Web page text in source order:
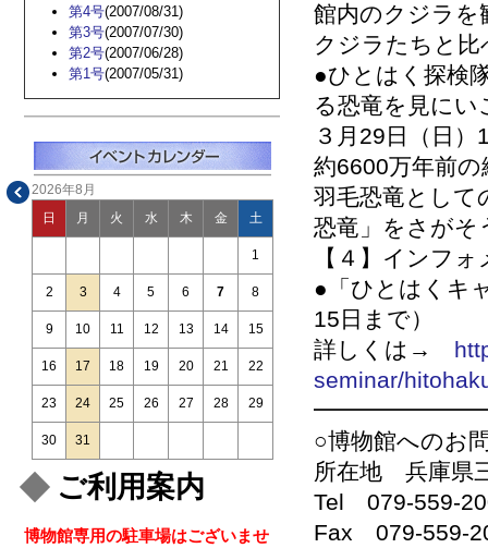
第4号(2007/08/31)
第3号(2007/07/30)
第2号(2007/06/28)
第1号(2007/05/31)
2026年8月
日 月 火 水 木 金 土
1
2 3 4 5 6 7 8
9 10 11 12 13 14 15
16 17 18 19 20 21 22
23 24 25 26 27 28 29
30 31
ご利用案内
博物館専用の駐車場はございませ
館内のクジラを
クジラたちと
●ひとはく探検
る恐竜を見にい
３月29日（日
約6600万年前
羽毛恐竜として
恐竜」をさがそ
【４】インフ
●「ひとはくキ
15日まで）
詳しくは→
seminar/
○博物館へのお
所在地 兵庫県
Tel 079-559-
Fax 079-559-